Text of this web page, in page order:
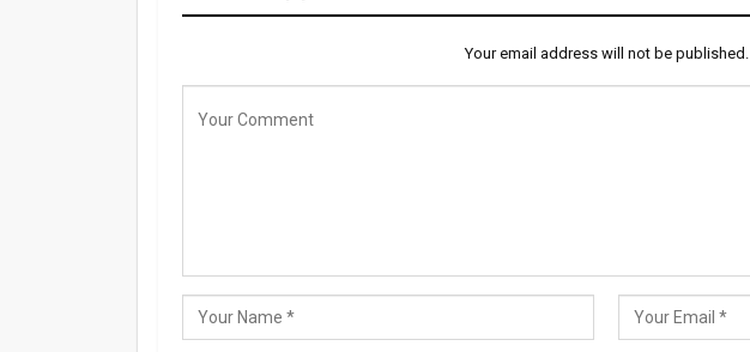
Your email address will not be published.